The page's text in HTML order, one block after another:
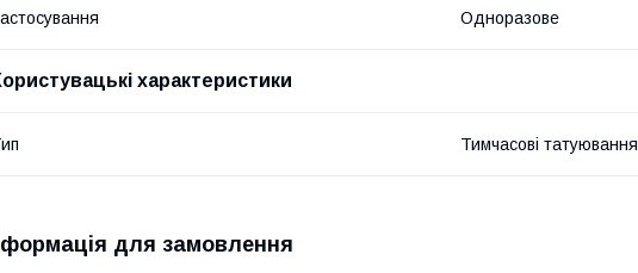
Одноразове
характеристики
Тимчасові татуювання
для замовлення